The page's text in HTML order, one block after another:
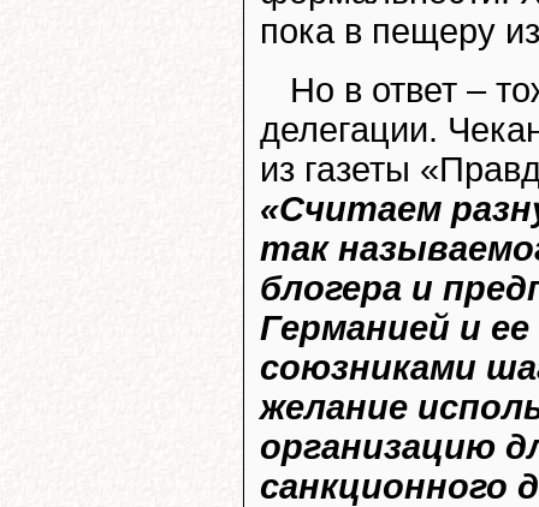
пока в пещеру
Но в ответ –
делегации.
из газеты
«Считаем
так
блогера и
Германией и
союзниками
желание
организацию
санкционного